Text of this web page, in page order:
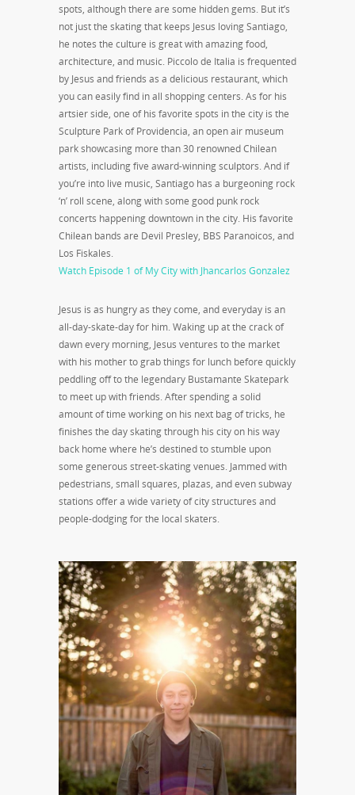
spots, although there are some hidden gems. But it’s
not just the skating that keeps Jesus loving Santiago,
he notes the culture is great with amazing food,
architecture, and music. Piccolo de Italia is frequented
by Jesus and friends as a delicious restaurant, which
you can easily find in all shopping centers. As for his
artsier side, one of his favorite spots in the city is the
Sculpture Park of Providencia, an open air museum
park showcasing more than 30 renowned Chilean
artists, including five award-winning sculptors. And if
you’re into live music, Santiago has a burgeoning rock
‘n’ roll scene, along with some good punk rock
concerts happening downtown in the city. His favorite
Chilean bands are Devil Presley, BBS Paranoicos, and
Los Fiskales.
Watch Episode 1 of My City with Jhancarlos Gonzalez
Jesus is as hungry as they come, and everyday is an
all-day-skate-day for him. Waking up at the crack of
dawn every morning, Jesus ventures to the market
with his mother to grab things for lunch before quickly
peddling off to the legendary Bustamante Skatepark
to meet up with friends. After spending a solid
amount of time working on his next bag of tricks, he
finishes the day skating through his city on his way
back home where he’s destined to stumble upon
some generous street-skating venues. Jammed with
pedestrians, small squares, plazas, and even subway
stations offer a wide variety of city structures and
people-dodging for the local skaters.